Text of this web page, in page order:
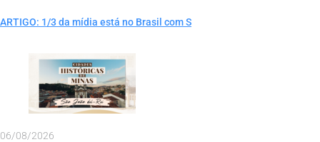
ARTIGO: 1/3 da mídia está no Brasil com S
06/08/2026